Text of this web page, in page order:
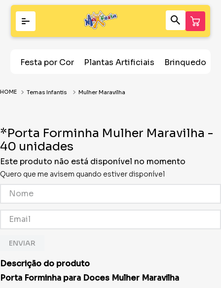
Festa por Cor Plantas Artificiais Brinquedos
Temas Infantis Mulher Maravilha
*Porta Forminha Mulher Maravilha -
40 unidades
Este produto não está disponível no momento
Quero que me avisem quando estiver disponível
ENVIAR
Descrição do produto
Porta Forminha para Doces Mulher Maravilha